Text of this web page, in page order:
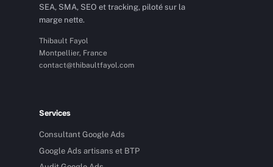
SEA, SMA, SEO et tracking, piloté sur la
marge nette.
Thibault Fayol
Montpellier, France
contact@thibaultfayol.com
Services
Consultant Google Ads
Google Ads artisans et BTP